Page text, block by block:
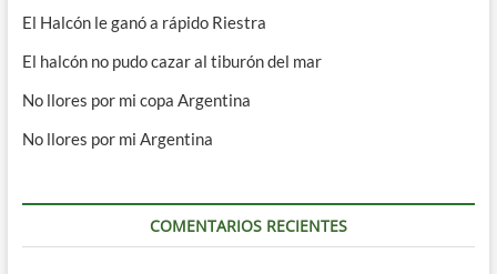
El Halcón le ganó a rápido Riestra
El halcón no pudo cazar al tiburón del mar
No llores por mi copa Argentina
No llores por mi Argentina
COMENTARIOS RECIENTES